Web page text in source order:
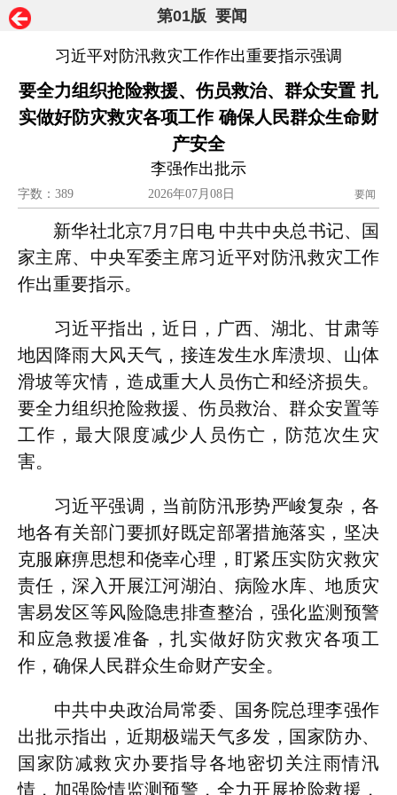
第01版 要闻
习近平对防汛救灾工作作出重要指示强调
要全力组织抢险救援、伤员救治、群众安置 扎
实做好防灾救灾各项工作 确保人民群众生命财
产安全
李强作出批示
字数：389 2026年07月08日 要闻
新华社北京7月7日电 中共中央总书记、国
家主席、中央军委主席习近平对防汛救灾工作
作出重要指示。
习近平指出，近日，广西、湖北、甘肃等
地因降雨大风天气，接连发生水库溃坝、山体
滑坡等灾情，造成重大人员伤亡和经济损失。
要全力组织抢险救援、伤员救治、群众安置等
工作，最大限度减少人员伤亡，防范次生灾
害。
习近平强调，当前防汛形势严峻复杂，各
地各有关部门要抓好既定部署措施落实，坚决
克服麻痹思想和侥幸心理，盯紧压实防灾救灾
责任，深入开展江河湖泊、病险水库、地质灾
害易发区等风险隐患排查整治，强化监测预警
和应急救援准备，扎实做好防灾救灾各项工
作，确保人民群众生命财产安全。
中共中央政治局常委、国务院总理李强作
出批示指出，近期极端天气多发，国家防办、
国家防减救灾办要指导各地密切关注雨情汛
情，加强险情监测预警，全力开展抢险救援，